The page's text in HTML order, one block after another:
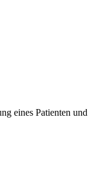
eines Patienten und